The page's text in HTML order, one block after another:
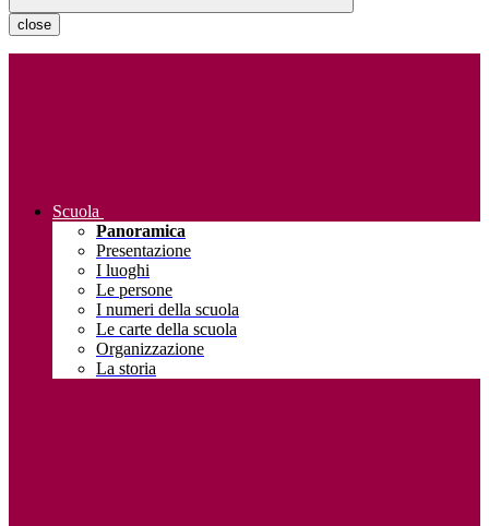
close
Scuola
Panoramica
Presentazione
I luoghi
Le persone
I numeri della scuola
Le carte della scuola
Organizzazione
La storia